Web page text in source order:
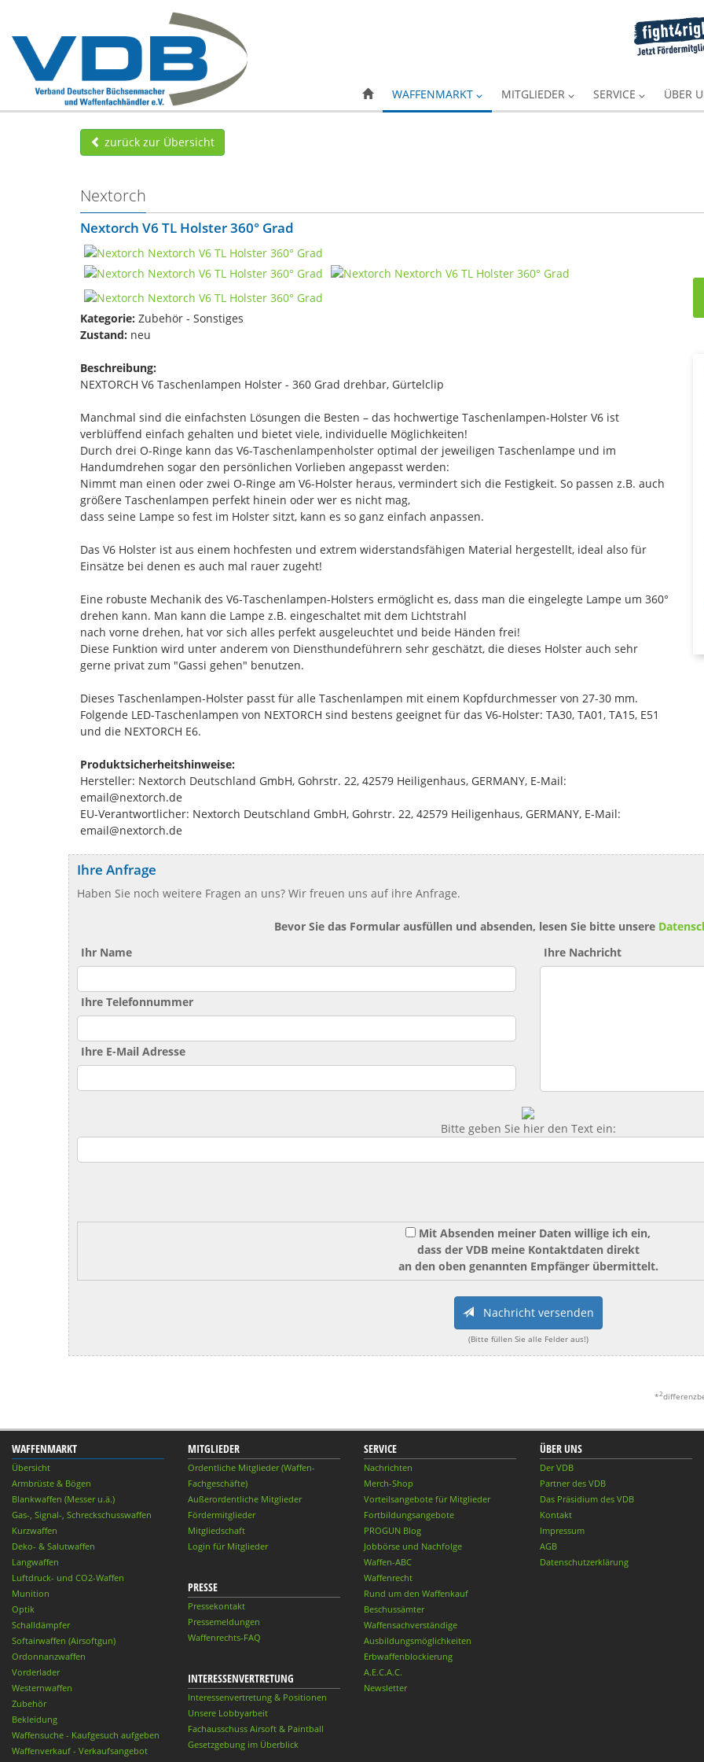
WAFFENMARKT MITGLIEDER SERVICE ÜBER
zurück zur Übersicht
Nextorch
Nextorch V6 TL Holster 360° Grad
Kategorie: Zubehör - Sonstiges
Zustand: neu
Beschreibung:
NEXTORCH V6 Taschenlampen Holster - 360 Grad drehbar, Gürtelclip
Manchmal sind die einfachsten Lösungen die Besten – das hochwertige Taschenlampen-Holster V6 ist
verblüffend einfach gehalten und bietet viele, individuelle Möglichkeiten!
Durch drei O-Ringe kann das V6-Taschenlampenholster optimal der jeweiligen Taschenlampe und im
Handumdrehen sogar den persönlichen Vorlieben angepasst werden:
Nimmt man einen oder zwei O-Ringe am V6-Holster heraus, vermindert sich die Festigkeit. So passen z.B. auch
größere Taschenlampen perfekt hinein oder wer es nicht mag,
dass seine Lampe so fest im Holster sitzt, kann es so ganz einfach anpassen.
Das V6 Holster ist aus einem hochfesten und extrem widerstandsfähigen Material hergestellt, ideal also für
Einsätze bei denen es auch mal rauer zugeht!
Eine robuste Mechanik des V6-Taschenlampen-Holsters ermöglicht es, dass man die eingelegte Lampe um 360°
drehen kann. Man kann die Lampe z.B. eingeschaltet mit dem Lichtstrahl
nach vorne drehen, hat vor sich alles perfekt ausgeleuchtet und beide Händen frei!
Diese Funktion wird unter anderem von Diensthundeführern sehr geschätzt, die dieses Holster auch sehr
gerne privat zum "Gassi gehen" benutzen.
Dieses Taschenlampen-Holster passt für alle Taschenlampen mit einem Kopfdurchmesser von 27-30 mm.
Folgende LED-Taschenlampen von NEXTORCH sind bestens geeignet für das V6-Holster: TA30, TA01, TA15, E51
und die NEXTORCH E6.
Produktsicherheitshinweise:
Hersteller: Nextorch Deutschland GmbH, Gohrstr. 22, 42579 Heiligenhaus, GERMANY, E-Mail:
email@nextorch.de
EU-Verantwortlicher: Nextorch Deutschland GmbH, Gohrstr. 22, 42579 Heiligenhaus, GERMANY, E-Mail:
email@nextorch.de
Ihre Anfrage
Haben Sie noch weitere Fragen an uns? Wir freuen uns auf ihre Anfrage.
Bevor Sie das Formular ausfüllen und absenden, lesen Sie bitte unsere
Ihr Name
Ihre Telefonnummer
Ihre E-Mail Adresse
Ihre Nachricht
Bitte geben Sie hier den Text ein:
Mit Absenden meiner Daten willige ich ein,
dass der VDB meine Kontaktdaten direkt
an den oben genannten Empfänger übermittelt.
Nachricht versenden
(Bitte füllen Sie alle Felder aus!)
*2
WAFFENMARKT
Übersicht
Armbrüste & Bögen
Blankwaffen (Messer u.ä.)
Gas-, Signal-, Schreckschusswaffen
Kurzwaffen
Deko- & Salutwaffen
Langwaffen
Luftdruck- und CO2-Waffen
Munition
Optik
Schalldämpfer
Softairwaffen (Airsoftgun)
Ordonnanzwaffen
Vorderlader
Westernwaffen
Zubehör
Bekleidung
Waffensuche - Kaufgesuch aufgeben
Waffenverkauf - Verkaufsangebot
MITGLIEDER
Ordentliche Mitglieder (Waffen-
Fachgeschäfte)
Außerordentliche Mitglieder
Fördermitglieder
Mitgliedschaft
Login für Mitglieder
PRESSE
Pressekontakt
Pressemeldungen
Waffenrechts-FAQ
INTERESSENVERTRETUNG
Interessenvertretung & Positionen
Unsere Lobbyarbeit
Fachausschuss Airsoft & Paintball
Gesetzgebung im Überblick
SERVICE
Nachrichten
Merch-Shop
Vorteilsangebote für Mitglieder
Fortbildungsangebote
PROGUN Blog
Jobbörse und Nachfolge
Waffen-ABC
Waffenrecht
Rund um den Waffenkauf
Beschussämter
Waffensachverständige
Ausbildungsmöglichkeiten
Erbwaffenblockierung
A.E.C.A.C.
Newsletter
ÜBER UNS
Der VDB
Partner des VDB
Das Präsidium des VDB
Kontakt
Impressum
AGB
Datenschutzerklärung